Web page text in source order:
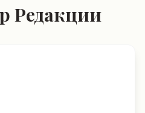
Редакции